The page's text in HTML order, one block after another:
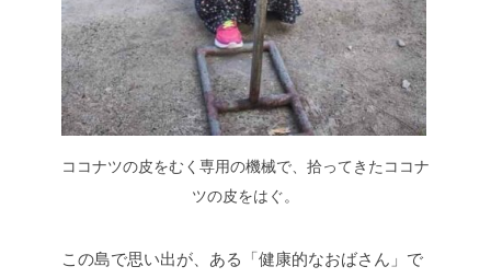
ココナツの皮をむく専用の機械で、拾ってきたココナ
ツの皮をはぐ。
この島で思い出が、ある「健康的なおばさん」で